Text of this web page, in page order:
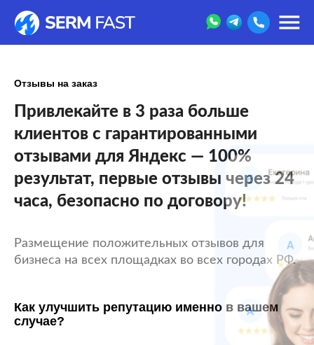
Отзывы на заказ
Привлекайте в 3 раза больше
клиентов с гарантированными
отзывами для Яндекс — 100%
результат, первые отзывы через 24
часа, безопасно по договору!
Размещение положительных отзывов для
бизнеса на всех площадках во всех городах РФ.
Как улучшить репутацию именно в вашем
случае?